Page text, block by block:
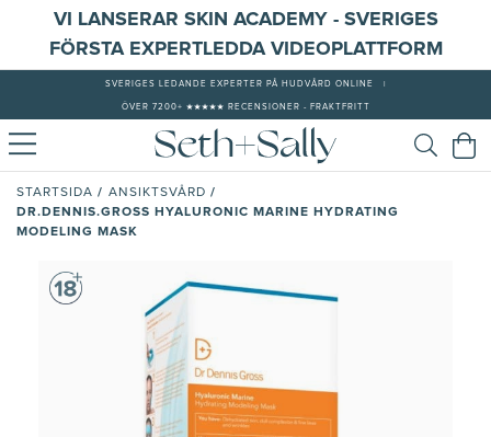
VI LANSERAR SKIN ACADEMY - SVERIGES
FÖRSTA EXPERTLEDDA VIDEOPLATTFORM
SVERIGES LEDANDE EXPERTER PÅ HUDVÅRD ONLINE
ÖVER 7200+ ★★★★★ RECENSIONER - FRAKTFRITT
STARTSIDA / ANSIKTSVÅRD /
DR.DENNIS.GROSS HYALURONIC MARINE HYDRATING
MODELING MASK